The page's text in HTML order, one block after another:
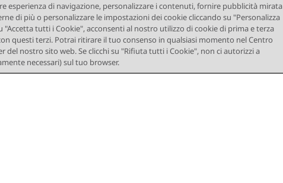
esperienza di navigazione, personalizzare i contenuti, fornire pubblicità mirata
di più o personalizzare le impostazioni dei cookie cliccando su "Personalizza
"Accetta tutti i Cookie", acconsenti al nostro utilizzo di cookie di prima e terza
questi terzi. Potrai ritirare il tuo consenso in qualsiasi momento nel Centro
del nostro sito web. Se clicchi su "Rifiuta tutti i Cookie", non ci autorizzi a
necessari) sul tuo browser.